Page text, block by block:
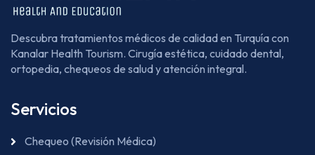
Descubra tratamientos médicos de calidad en Turquía con
Kanalar Health Tourism. Cirugía estética, cuidado dental,
ortopedia, chequeos de salud y atención integral.
Servicios
Chequeo (Revisión Médica)